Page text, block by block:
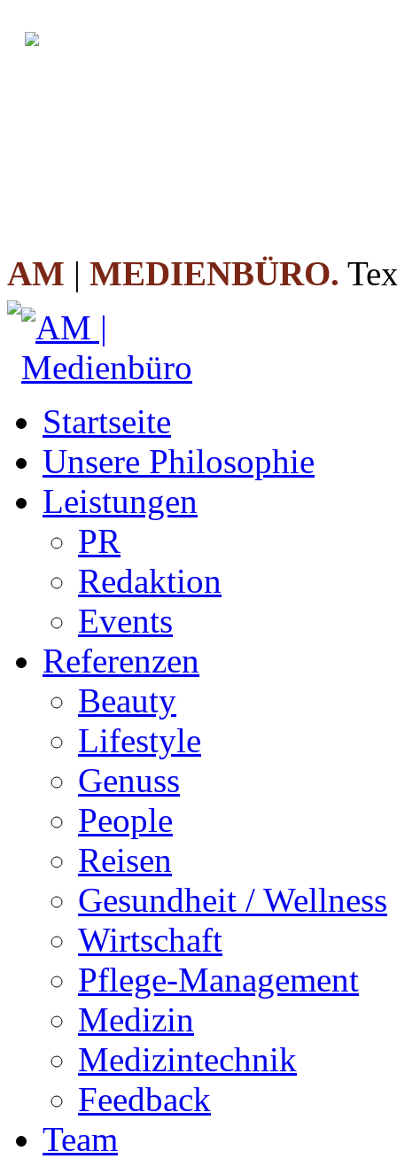
AM | MEDIENBÜRO.
Startseite
Unsere Philosophie
Leistungen
PR
Redaktion
Events
Referenzen
Beauty
Lifestyle
Genuss
People
Reisen
Gesundheit / Wellness
Wirtschaft
Pflege-Management
Medizin
Medizintechnik
Feedback
Team